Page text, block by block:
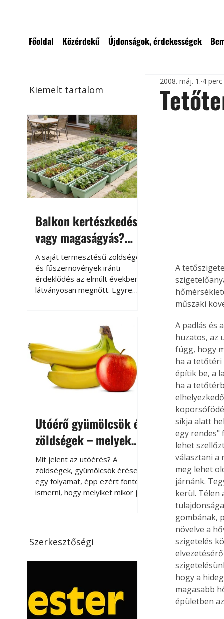
Főoldal Közérdekű Újdonságok, érdekességek
Kiemelt tartalom
Balkon kertészkedés
vagy magaságyás?
Helytakarékos
kertészkedés
A saját termesztésű zöldségek
és fűszernövények iránti
érdeklődés az elmúlt években
látványosan megnőtt. Egyre
kertészkedés sokak számára
kikapcsolódást és feltöltődést
is jelent.
Utóérő gyümölcsök és
zöldségek – melyek
érnek tovább leszedés
után?
Mit jelent az utóérés? A
zöldségek, gyümölcsök érése
egy folyamat, épp ezért fontos
ismerni, hogy melyiket mikor jó
paradicsomot sokszor
gazdasági érettségben, azaz
Utóérik eközben, de nem lesz
olyan ízű, mint amit a saját
kertünkben, biológiai
Szerkesztőségi
2008. máj. 1. 4
A
műszaki
A padlás és
huzatos, az
függ, hogy
ha a tetőtéri
építik be, a
ha a
síkja alatt
egy
lehet
választani a
meg lehet
járnánk.
kerül. Télen
gombának,
növelve a
szigetelés
hogy a
magasabb
épületben